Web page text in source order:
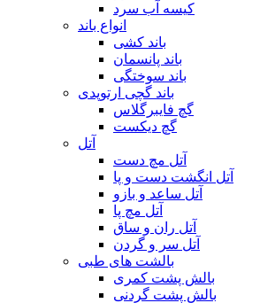
کیسه آب سرد
انواع باند
باند کشی
باند پانسمان
باند سوختگی
باند گچی ارتوپدی
گچ فایبرگلاس
گچ دیکست
آتل
آتل مچ دست
آتل انگشت دست و پا
آتل ساعد و بازو
آتل مچ پا
آتل ران و ساق
آتل سر و گردن
بالشت های طبی
بالش پشت کمری
بالش پشت گردنی